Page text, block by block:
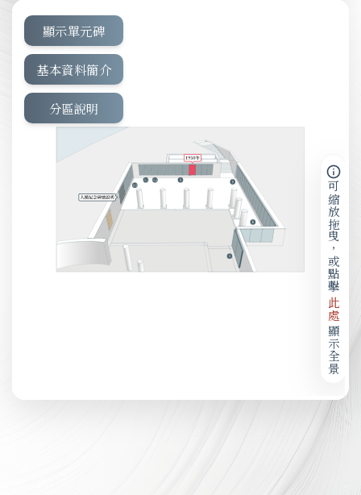
顯示單元碑
基本資料簡介
分區說明
可縮放拖曳，或點擊
此處
顯示全景